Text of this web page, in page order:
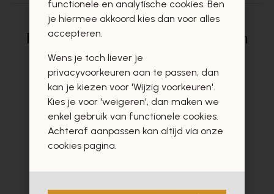
Deze producten zullen u zeker en
vast ook interesseren
- 40%
functionele en analytische cookies. Ben
je hiermee akkoord kies dan voor alles
accepteren.
Wens je toch liever je
privacyvoorkeuren aan te passen, dan
kan je kiezen voor 'Wijzig voorkeuren'.
Kies je voor 'weigeren', dan maken we
enkel gebruik van functionele cookies.
Achteraf aanpassen kan altijd via onze
cookies pagina.